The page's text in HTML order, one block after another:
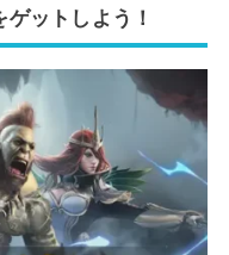
ットしよう！